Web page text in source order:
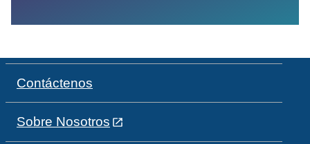
Contáctenos
Sobre Nosotros